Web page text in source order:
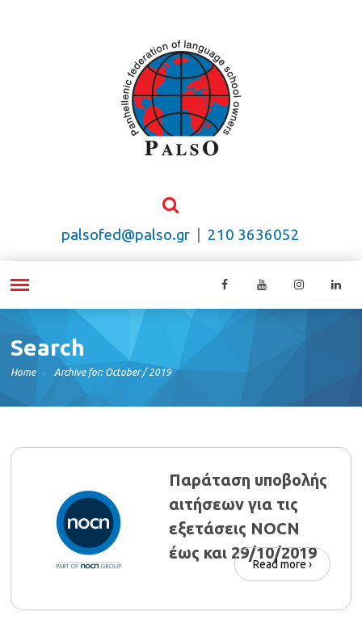
palsofed@palso.gr 210 3636052
Search
Home Archive for: October / 2019
Παράταση υποβολής
αιτήσεων για τις
εξετάσεις NOCN
έως και 29/10/2019
Read more ›